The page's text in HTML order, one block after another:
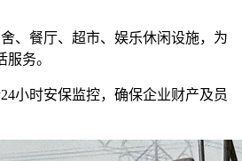
、餐厅、超市、娱乐休闲设施，为
务。
小时安保监控，确保企业财产及员